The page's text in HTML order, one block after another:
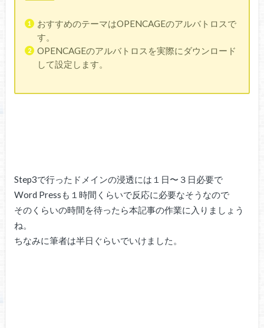
おすすめのテーマはOPENCAGEのアルバトロスで
す。
OPENCAGEのアルバトロスを実際にダウンロード
して設定します。
Step3で行ったドメインの浸透には１日〜３日必要で
Word Pressも１時間くらいで反応に必要なそうなので
そのくらいの時間を待ったら本記事の作業に入りましょう
ね。
ちなみに筆者は半日ぐらいでいけました。